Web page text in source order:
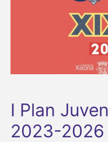
I Plan
2023-2026